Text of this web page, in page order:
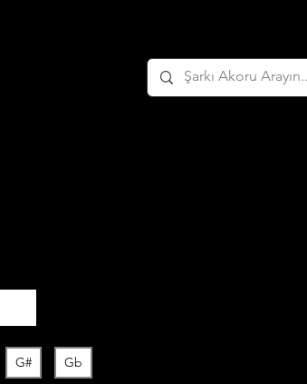
G# Gb